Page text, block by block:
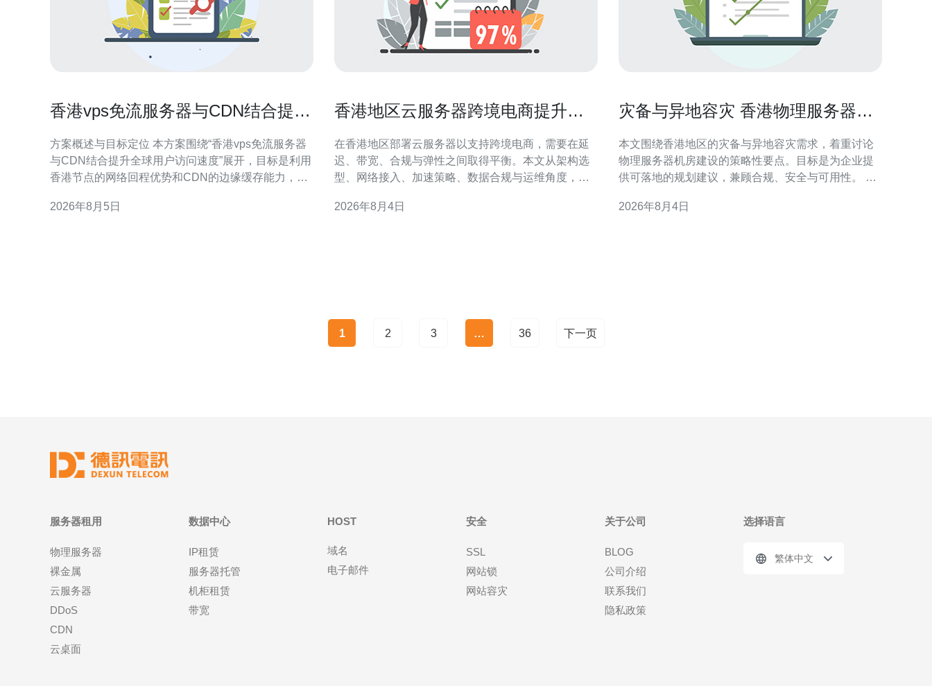
香港vps免流服务器与CDN结合提升
方案概述与目标定位 本方案围绕“香港vps免流服务器
与CDN结合提升全球用户访问速度”展开，目标是利用
香港节点的网络回程优势和CDN的边缘缓存能力，减
性，适合跨境内容分发与移动流量优化。 香港VPS免
2026年8月5日
香港地区云服务器跨境电商提升用
在香港地区部署云服务器以支持跨境电商，需要在延
迟、带宽、合规与弹性之间取得平衡。本文从架构选
型、网络接入、加速策略、数据合规与运维角度，提
用户购物体验与稳定性。 整体部署原则与目标 部署以
2026年8月4日
灾备与异地容灾 香港物理服务器机
本文围绕香港地区的灾备与异地容灾需求，着重讨论
物理服务器机房建设的策略性要点。目标是为企业提
供可落地的规划建议，兼顾合规、安全与可用性。 香
枢纽，业务连续性要求高。自然灾害、供电中断或网
2026年8月4日
1 2 3 … 36 下一页
服务器租用
物理服务器
裸金属
云服务器
DDoS
CDN
云桌面
数据中心
IP租赁
服务器托管
机柜租赁
带宽
HOST
域名
电子邮件
安全
SSL
网站锁
网站容灾
关于公司
BLOG
公司介绍
联系我们
隐私政策
选择语言
繁体中文